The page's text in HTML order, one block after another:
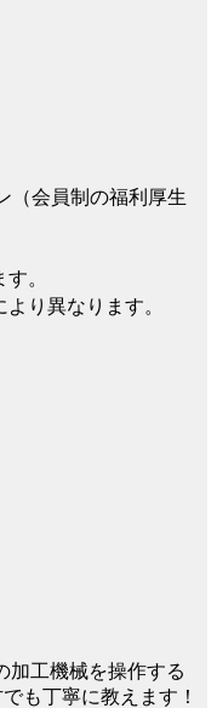
（会員制の福利厚生
。
り異なります。
工機械を操作する
も丁寧に教えます！